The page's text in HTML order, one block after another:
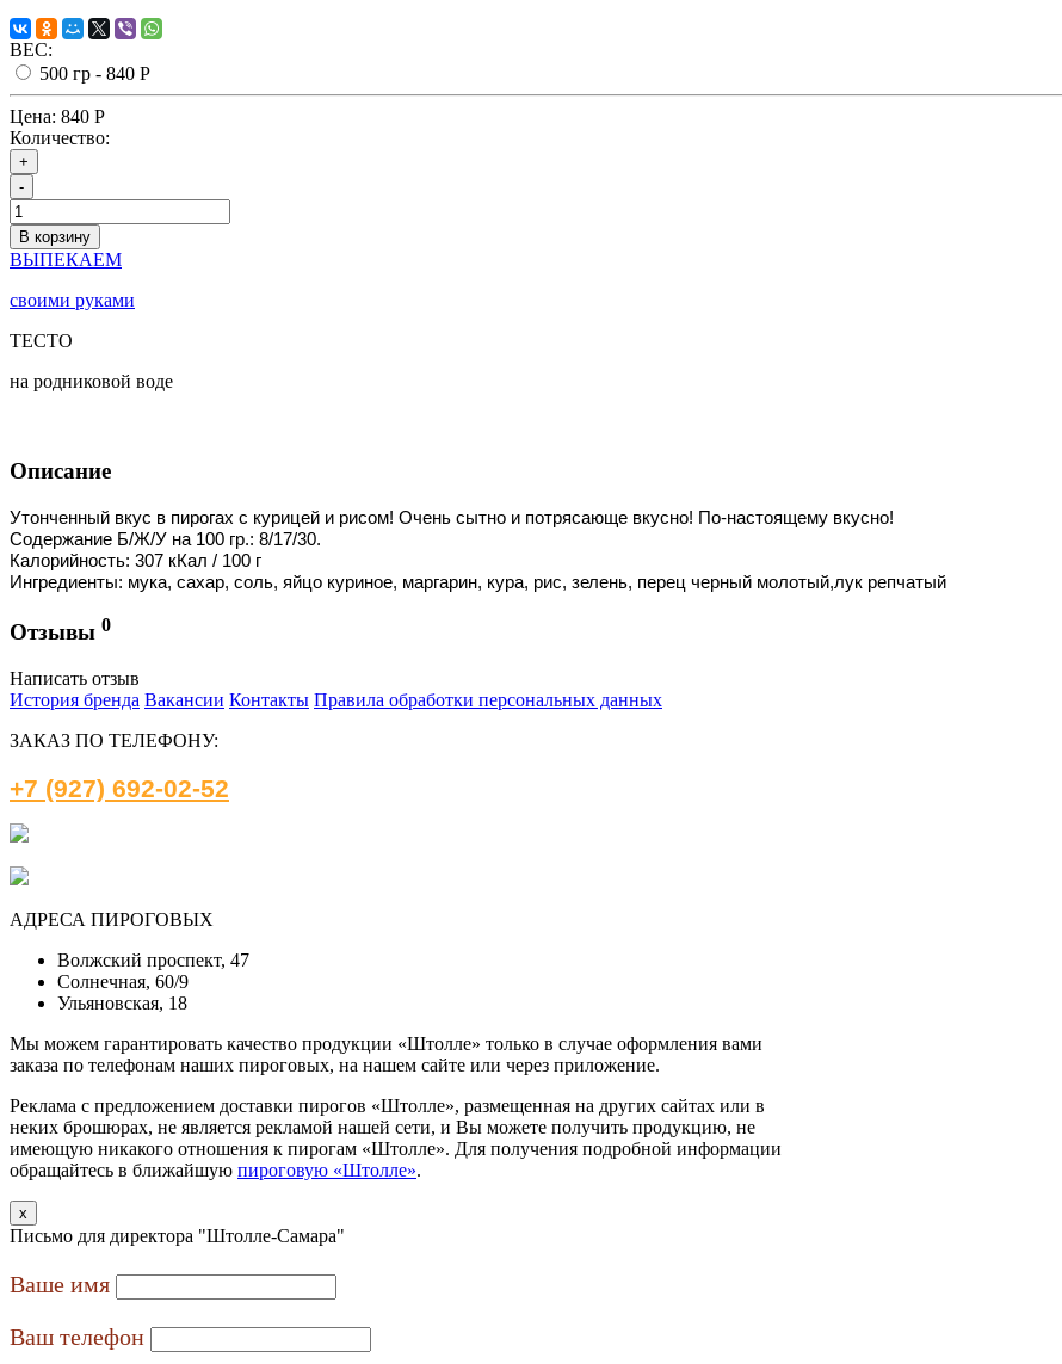
ВЕС:
500 гр - 840 Р
Цена: 840 Р
Количество:
+
-
В корзину
ВЫПЕКАЕМ
своими руками
ТЕСТО
на родниковой воде
Описание
Утонченный вкус в пирогах с курицей и рисом! Очень сытно и потрясающе вкусно! По-настоящему вкусно!
Содержание Б/Ж/У на 100 гр.: 8/17/30.
Калорийность: 307 кКал / 100 г
Ингредиенты: мука, сахар, соль, яйцо куриное, маргарин, кура, рис, зелень, перец черный молотый,лук репчатый
Отзывы 0
Написать отзыв
История бренда Вакансии Контакты Правила обработки персональных данных
ЗАКАЗ ПО ТЕЛЕФОНУ:
+7 (927) 692-02-52
АДРЕСА ПИРОГОВЫХ
Волжский проспект, 47
Солнечная, 60/9
Ульяновская, 18
Мы можем гарантировать качество продукции «Штолле» только в случае оформления вами
заказа по телефонам наших пироговых, на нашем сайте или через приложение.
Реклама с предложением доставки пирогов «Штолле», размещенная на других сайтах или в
неких брошюрах, не является рекламой нашей сети, и Вы можете получить продукцию, не
имеющую никакого отношения к пирогам «Штолле». Для получения подробной информации
обращайтесь в ближайшую пироговую «Штолле».
x
Письмо для директора "Штолле-Самара"
Ваше имя
Ваш телефон